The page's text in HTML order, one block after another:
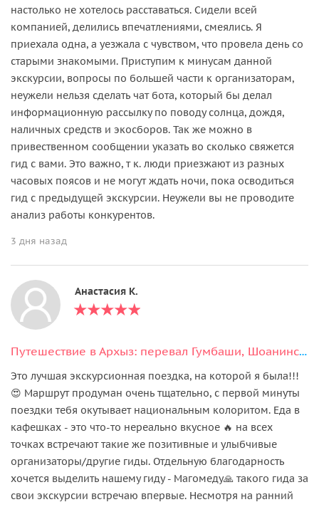
настолько не хотелось расставаться. Сидели всей
компанией, делились впечатлениями, смеялись. Я
приехала одна, а уезжала с чувством, что провела день со
старыми знакомыми. Приступим к минусам данной
экскурсии, вопросы по большей части к организаторам,
неужели нельзя сделать чат бота, который бы делал
информационную рассылку по поводу солнца, дождя,
наличных средств и экосборов. Так же можно в
привественном сообщении указать во сколько свяжется
гид с вами. Это важно, т к. люди приезжают из разных
часовых поясов и не могут ждать ночи, пока осводиться
гид с предыдущей экскурсии. Неужели вы не проводите
анализ работы конкурентов.
3 дня назад
Анастасия К.
Путешествие в Архыз: перевал Гумбаши, Шоанинский храм и аланское городище
Это лучшая экскурсионная поездка, на которой я была!!!
😍 Маршрут продуман очень тщательно, с первой минуты
поездки тебя окутывает национальным колоритом. Еда в
кафешках - это что-то нереально вкусное 🔥 на всех
точках встречают такие же позитивные и улыбчивые
организаторы/другие гиды. Отдельную благодарность
хочется выделить нашему гиду - Магомеду🙏 такого гида за
свои экскурсии встречаю впервые. Несмотря на ранний